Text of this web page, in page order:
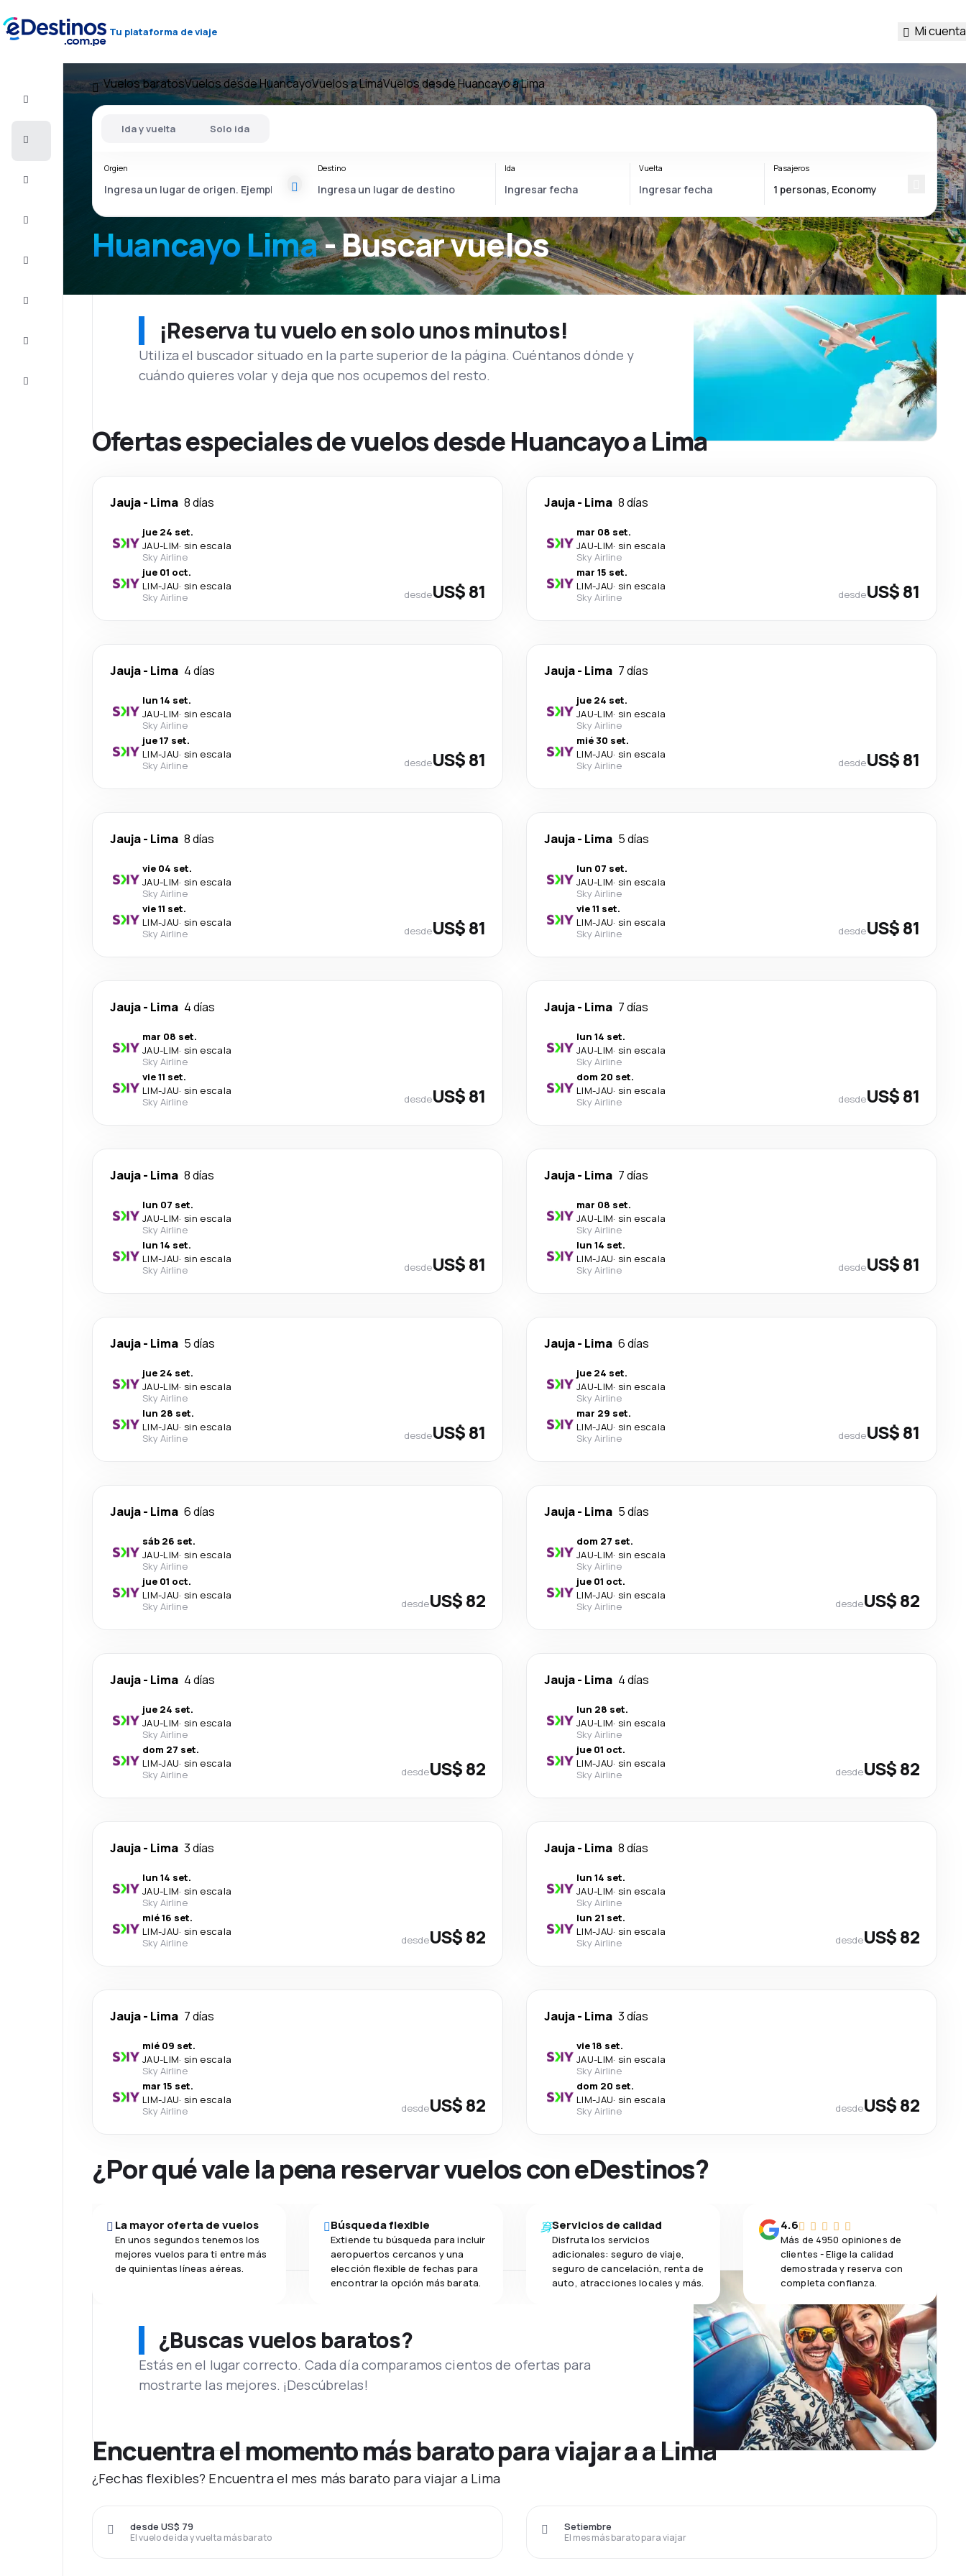
Tu plataforma de viaje Mi cuenta
Completa
Vuelos baratosVuelos desde HuancayoVuelos a LimaVuelos desde Huancayo a Lima
Huancayo Lima- Buscar vuelos
Ida y vuelta Solo ida
Orgien Destino Ida Vuelta Pasajeros
¡Reserva tu vuelo en solo unos minutos!
Utiliza el buscador situado en la parte superior de la página. Cuéntanos dónde y
cuándo quieres volar y deja que nos ocupemos del resto.
Ofertas especiales de vuelos desde Huancayo a Lima
Jauja- Lima 8 días
jue 24 set.
JAU-LIM· sin escala
Sky Airline
jue 01 oct.
LIM-JAU· sin escala
Sky Airline
desdeUS$ 81
Jauja- Lima 8 días
mar 08 set.
JAU-LIM· sin escala
Sky Airline
mar 15 set.
LIM-JAU· sin escala
Sky Airline
desdeUS$ 81
Jauja- Lima 4 días
lun 14 set.
JAU-LIM· sin escala
Sky Airline
jue 17 set.
LIM-JAU· sin escala
Sky Airline
desdeUS$ 81
Jauja- Lima 7 días
jue 24 set.
JAU-LIM· sin escala
Sky Airline
mié 30 set.
LIM-JAU· sin escala
Sky Airline
desdeUS$ 81
Jauja- Lima 8 días
vie 04 set.
JAU-LIM· sin escala
Sky Airline
vie 11 set.
LIM-JAU· sin escala
Sky Airline
desdeUS$ 81
Jauja- Lima 5 días
lun 07 set.
JAU-LIM· sin escala
Sky Airline
vie 11 set.
LIM-JAU· sin escala
Sky Airline
desdeUS$ 81
Jauja- Lima 4 días
mar 08 set.
JAU-LIM· sin escala
Sky Airline
vie 11 set.
LIM-JAU· sin escala
Sky Airline
desdeUS$ 81
Jauja- Lima 7 días
lun 14 set.
JAU-LIM· sin escala
Sky Airline
dom 20 set.
LIM-JAU· sin escala
Sky Airline
desdeUS$ 81
Jauja- Lima 8 días
lun 07 set.
JAU-LIM· sin escala
Sky Airline
lun 14 set.
LIM-JAU· sin escala
Sky Airline
desdeUS$ 81
Jauja- Lima 7 días
mar 08 set.
JAU-LIM· sin escala
Sky Airline
lun 14 set.
LIM-JAU· sin escala
Sky Airline
desdeUS$ 81
Jauja- Lima 5 días
jue 24 set.
JAU-LIM· sin escala
Sky Airline
lun 28 set.
LIM-JAU· sin escala
Sky Airline
desdeUS$ 81
Jauja- Lima 6 días
jue 24 set.
JAU-LIM· sin escala
Sky Airline
mar 29 set.
LIM-JAU· sin escala
Sky Airline
desdeUS$ 81
Jauja- Lima 6 días
sáb 26 set.
JAU-LIM· sin escala
Sky Airline
jue 01 oct.
LIM-JAU· sin escala
Sky Airline
desdeUS$ 82
Jauja- Lima 5 días
dom 27 set.
JAU-LIM· sin escala
Sky Airline
jue 01 oct.
LIM-JAU· sin escala
Sky Airline
desdeUS$ 82
Jauja- Lima 4 días
jue 24 set.
JAU-LIM· sin escala
Sky Airline
dom 27 set.
LIM-JAU· sin escala
Sky Airline
desdeUS$ 82
Jauja- Lima 4 días
lun 28 set.
JAU-LIM· sin escala
Sky Airline
jue 01 oct.
LIM-JAU· sin escala
Sky Airline
desdeUS$ 82
Jauja- Lima 3 días
lun 14 set.
JAU-LIM· sin escala
Sky Airline
mié 16 set.
LIM-JAU· sin escala
Sky Airline
desdeUS$ 82
Jauja- Lima 8 días
lun 14 set.
JAU-LIM· sin escala
Sky Airline
lun 21 set.
LIM-JAU· sin escala
Sky Airline
desdeUS$ 82
Jauja- Lima 7 días
mié 09 set.
JAU-LIM· sin escala
Sky Airline
mar 15 set.
LIM-JAU· sin escala
Sky Airline
desdeUS$ 82
Jauja- Lima 3 días
vie 18 set.
JAU-LIM· sin escala
Sky Airline
dom 20 set.
LIM-JAU· sin escala
Sky Airline
desdeUS$ 82
¿Por qué vale la pena reservar vuelos con eDestinos?
La mayor oferta de vuelos
En unos segundos tenemos los
mejores vuelos para ti entre más
de quinientas líneas aéreas.
Búsqueda flexible
Extiende tu búsqueda para incluir
aeropuertos cercanos y una
elección flexible de fechas para
encontrar la opción más barata.
Servicios de calidad
Disfruta los servicios
adicionales: seguro de viaje,
seguro de cancelación, renta de
auto, atracciones locales y más.
4.6
Más de 4950 opiniones de
clientes - Elige la calidad
demostrada y reserva con
completa confianza.
¿Buscas vuelos baratos?
Estás en el lugar correcto. Cada día comparamos cientos de ofertas para
mostrarte las mejores. ¡Descúbrelas!
Encuentra el momento más barato para viajar a a Lima
¿Fechas flexibles? Encuentra el mes más barato para viajar a Lima
El vuelo de ida y vuelta más barato
desde US$ 79
El mes más barato para viajar
Setiembre